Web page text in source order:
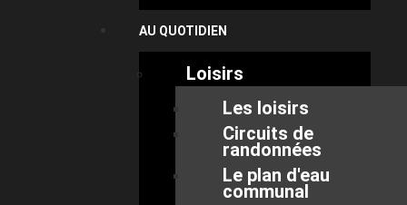
AU QUOTIDIEN
Loisirs
Les loisirs
Circuits de
randonnées
Le plan d'eau
communal